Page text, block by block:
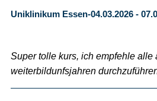
Uniklinikum Essen-04.03.2026 -
Super tolle kurs, ich empfehle alle
weiterbildunfsjahren